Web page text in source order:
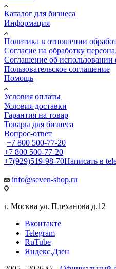
Каталог для бизнеса
Информация
Политика в отношении
Cогласие на обработку
Cоглашение об
Пользовательское соглашение
Помощь
Условия оплаты
Условия доставки
Гарантия на товар
Товары для бизнеса
Вопрос-ответ
+7 800 500-77-20
+7 800 500-77-20
+7(929)519-98-70Написать в
info@seven-shop.ru
г. Москва ул. Плеханова д.12
Вконтакте
Telegram
RuTube
Яндекс.Дзен